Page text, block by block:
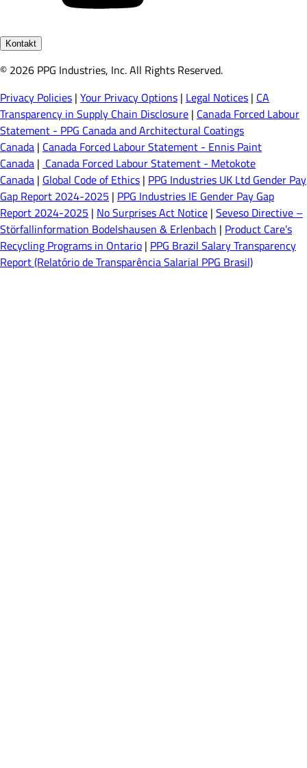
Kontakt
© 2026 PPG Industries, Inc. All Rights Reserved.
Privacy Policies | Your Privacy Options | Legal Notices | CA
Transparency in Supply Chain Disclosure | Canada Forced Labour
Statement - PPG Canada and Architectural Coatings
Canada | Canada Forced Labour Statement - Ennis Paint
Canada | Canada Forced Labour Statement - Metokote
Canada | Global Code of Ethics | PPG Industries UK Ltd Gender Pay
Gap Report 2024-2025 | PPG Industries IE Gender Pay Gap
Report 2024-2025 | No Surprises Act Notice | Seveso Directive –
Störfallinformation Bodelshausen & Erlenbach | Product Care’s
Recycling Programs in Ontario | PPG Brazil Salary Transparency
Report (Relatório de Transparência Salarial PPG Brasil)